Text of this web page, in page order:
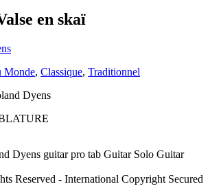
en skaï
Monde, Classique, Traditionnel
Dyens
Reserved - International Copyright Secured